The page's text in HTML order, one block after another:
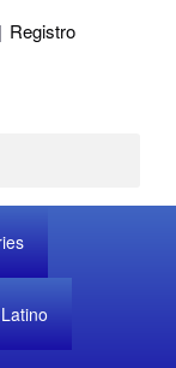
| Registro